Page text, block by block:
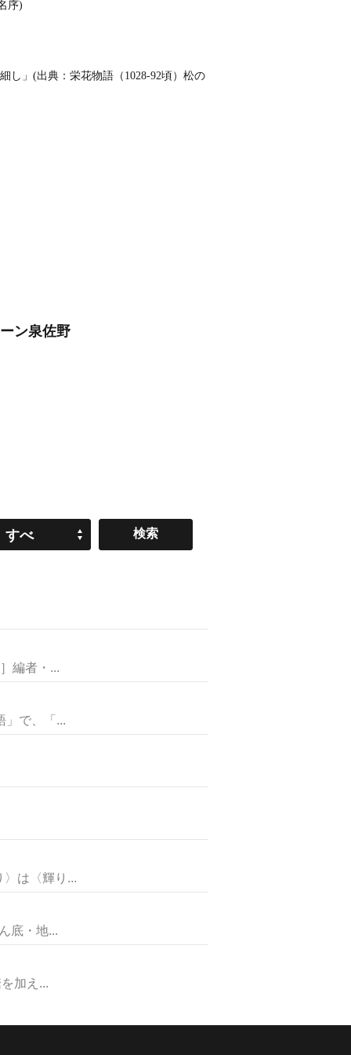
序)
」(出典：栄花物語（1028‐92頃）松の
ン泉佐野
すべ
編者・...
で、「...
は〈輝り...
底・地...
加え...